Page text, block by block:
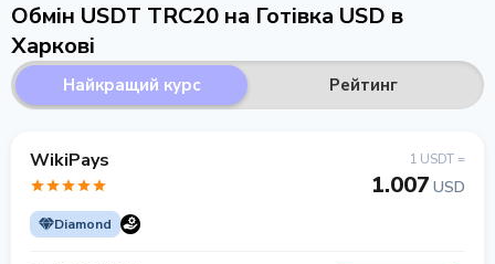
Обмін USDT TRC20 на Готівка USD в
Харкові
Найкращий курс Рейтинг
WikiPays
Diamond
1 USDT =
1.007 USD